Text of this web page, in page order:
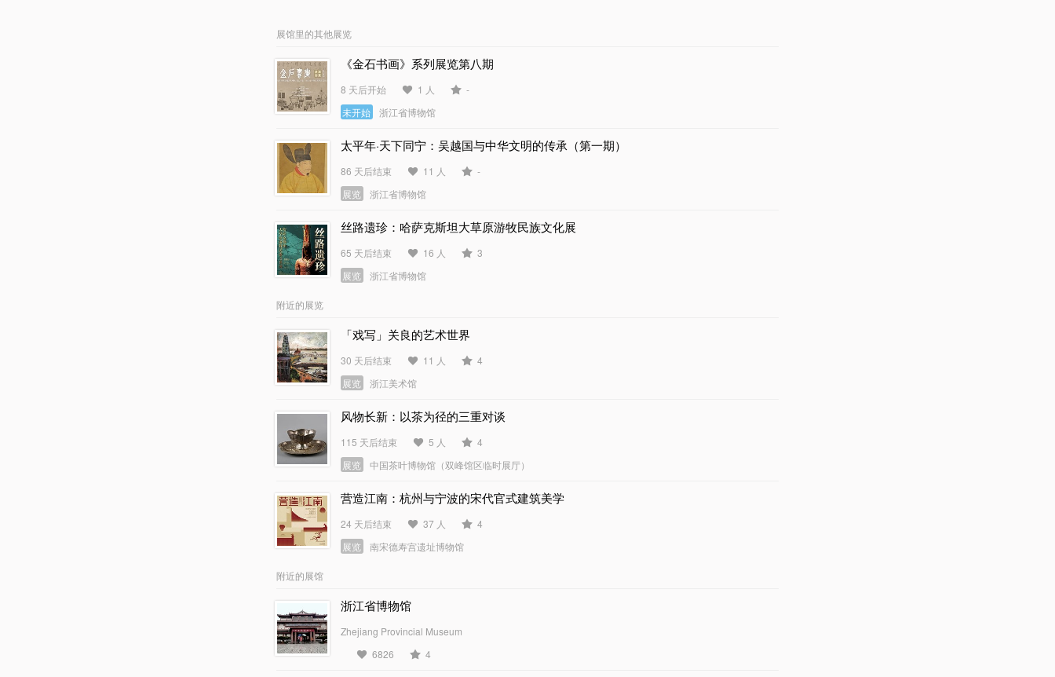
展馆里的其他展览
《金石书画》系列展览第八期
8 天后开始 1 人
-
未开始
浙江省博物馆
太平年·天下同宁：吴越国与中华文明的传承（第一期）
86 天后结束 11 人
-
展览
浙江省博物馆
丝路遗珍：哈萨克斯坦大草原游牧民族文化展
65 天后结束 16 人
3
展览
浙江省博物馆
附近的展览
「戏写」关良的艺术世界
30 天后结束 11 人
4
展览
浙江美术馆
风物长新：以茶为径的三重对谈
115 天后结束 5 人
4
展览
中国茶叶博物馆（双峰馆区临时展厅）
营造江南：杭州与宁波的宋代官式建筑美学
24 天后结束 37 人
4
展览
南宋德寿宫遗址博物馆
附近的展馆
浙江省博物馆
Zhejiang Provincial Museum
6826
4